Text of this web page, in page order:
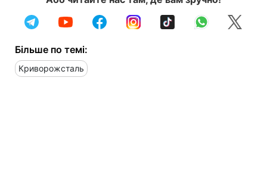
Більше по темі:
Криворожсталь